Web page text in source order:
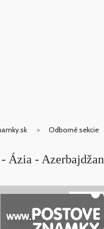
Odborné sekcie
Ázia - Azerbajdžan